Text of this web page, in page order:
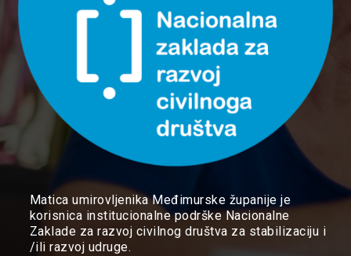
Matica umirovljenika Međimurske županije je
korisnica institucionalne podrške Nacionalne
Zaklade za razvoj civilnog društva za stabilizaciju i
/ili razvoj udruge.